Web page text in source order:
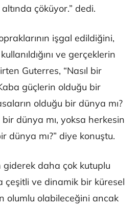
altında çöküyor.” dedi.
işgal edildiğini,
ve gerçeklerin
Guterres, “Nasıl bir
güçlerin olduğu bir
olduğu bir dünya mı?
bir dünya mı, yoksa herkesin
dünya mı?” diye konuştu.
giderek daha çok kutuplu
çeşitli ve dinamik bir küresel
olumlu olabileceğini ancak